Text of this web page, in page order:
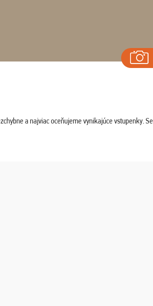
a najviac oceňujeme vynikajúce vstupenky.